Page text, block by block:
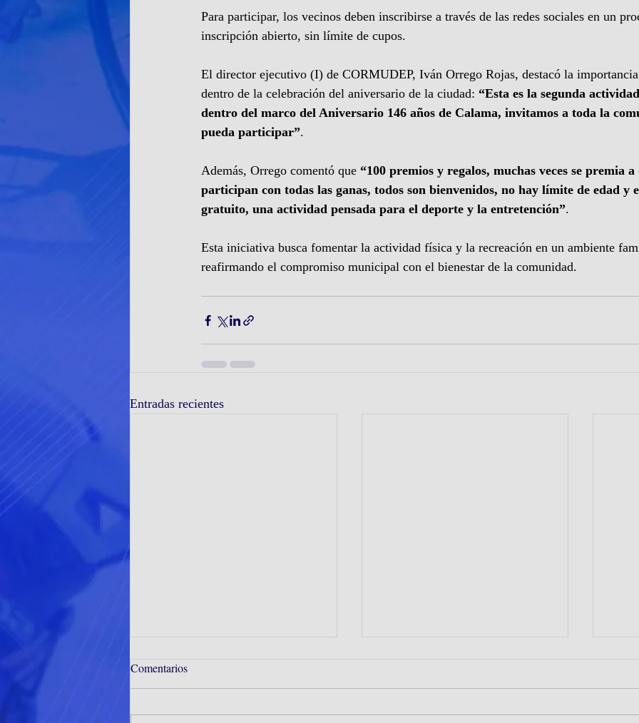
Para participar, los vecinos deben inscribirse a través de las redes sociales en un
inscripción abierto, sin límite de cupos.
El director ejecutivo (I) de CORMUDEP, Iván Orrego Rojas, destacó la
dentro de la celebración del aniversario de la ciudad: “Esta es la segunda
dentro del marco del Aniversario 146 años de Calama, invitamos a toda la
pueda participar”.
Además, Orrego comentó que “100 premios y regalos, muchas veces se premia
participan con todas las ganas, todos son bienvenidos, no hay límite de edad y
gratuito, una actividad pensada para el deporte y la entretención”.
Esta iniciativa busca fomentar la actividad física y la recreación en un ambiente
reafirmando el compromiso municipal con el bienestar de la comunidad.
Entradas recientes
Comentarios